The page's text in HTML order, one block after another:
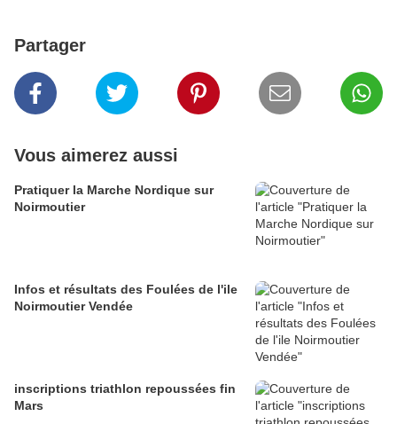
Partager
Vous aimerez aussi
Pratiquer la Marche Nordique sur
Noirmoutier
Infos et résultats des Foulées de l'ile
Noirmoutier Vendée
inscriptions triathlon repoussées fin
Mars